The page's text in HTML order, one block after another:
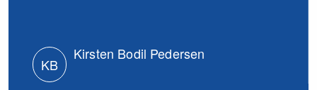
KB
Kirsten Bodil Pedersen